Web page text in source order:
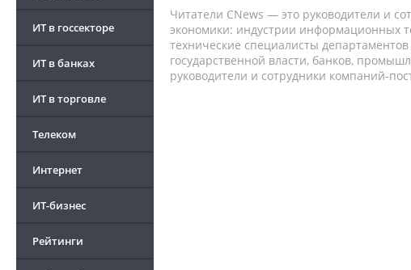
ИТ в госсекторе
ИТ в банках
ИТ в торговле
Телеком
Интернет
ИТ-бизнес
Рейтинги
Читатели CNews — это руководители и
экономики: индустрии информационных
технические специалисты
государственной власти, банков,
руководители и сотрудники компаний-